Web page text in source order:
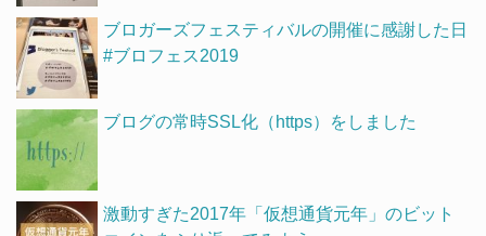
ブロガーズフェスティバルの開催に感謝した日
#ブロフェス2019
ブログの常時SSL化（https）をしました
激動すぎた2017年「仮想通貨元年」のビット